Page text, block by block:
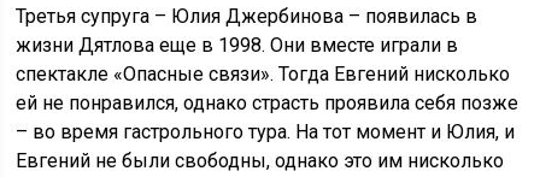
Третья супруга – Юлия Джербинова – появилась в
жизни Дятлова еще в 1998. Они вместе играли в
спектакле «Опасные связи». Тогда Евгений нисколько
ей не понравился, однако страсть проявила себя позже
– во время гастрольного тура. На тот момент и Юлия, и
Евгений не были свободны, однако это им нисколько